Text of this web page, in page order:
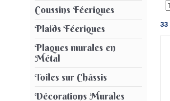
Coussins Féeriques
Plaids Féeriques
Plaques murales en
Métal
Toiles sur Châssis
Décorations Murales
33